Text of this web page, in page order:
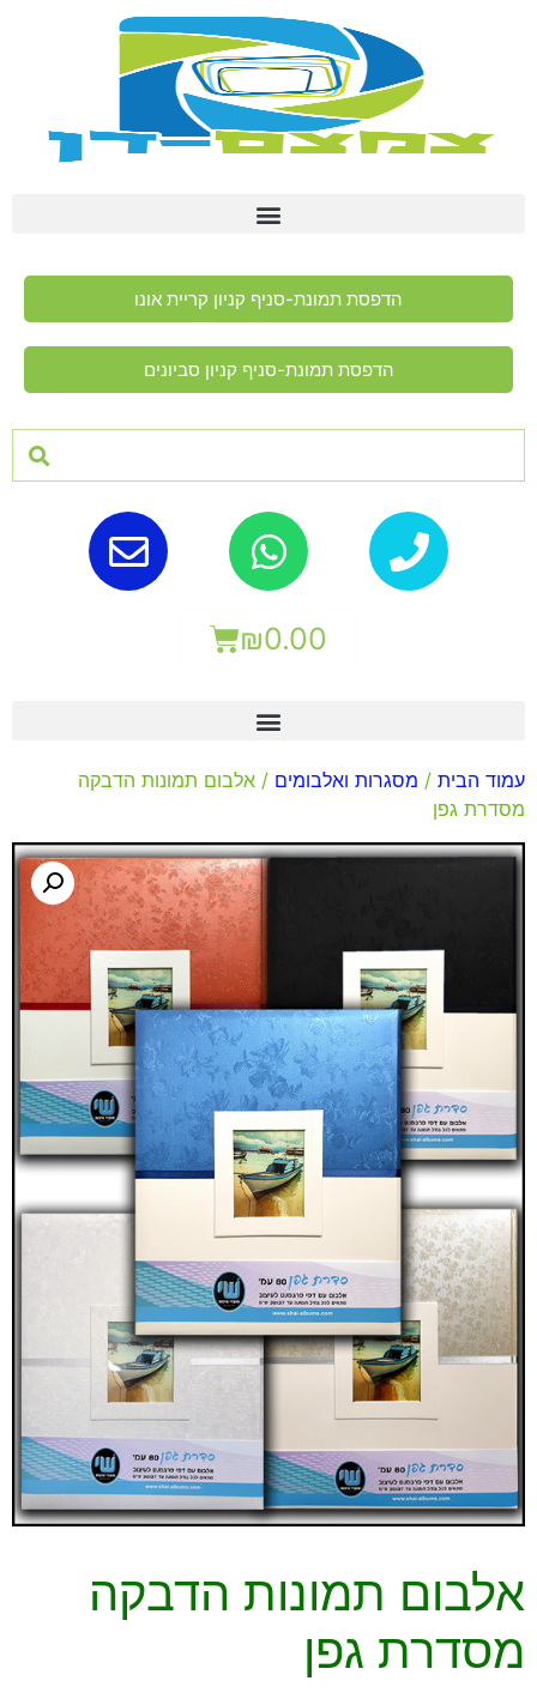
הדפסת תמונת-סניף קניון קריית אונו
הדפסת תמונת-סניף קניון סביונים
₪0.00
עמוד הבית/ מסגרות ואלבומים/ אלבום תמונות הדבקה
מסדרת גפן
אלבום תמונות הדבקה
מסדרת גפן